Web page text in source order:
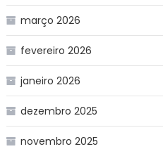
março 2026
fevereiro 2026
janeiro 2026
dezembro 2025
novembro 2025